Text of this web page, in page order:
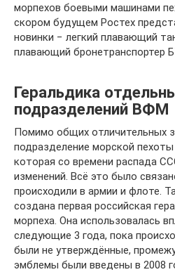
морпехов боевыми машинами
скором будущем Ростех
новинки − легкий плавающий
плавающий бронетранспортер
Геральдика
подразделений ВФМ
Помимо общих отличительных
подразделение морской
которая со времени распада
изменений. Всё это было
происходили в армии и флоте.
создана первая российская
морпеха. Она использовалась
следующие 3 года, пока
были не утверждённые,
эмблемы были введены в 2008